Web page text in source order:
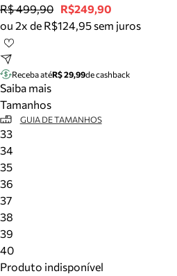
Tênis
Mule
Tire dúvidas sobre pedidos,
Meus pedidos
Acompanhe seus pedidos e
R$ 499,90 R$249,90
ou 2x de R$124,95 sem juros
Receba atéR$ 29,99de cashback
Saiba mais
Tamanhos
GUIA DE TAMANHOS
33
34
35
36
37
38
39
40
Produto indisponível